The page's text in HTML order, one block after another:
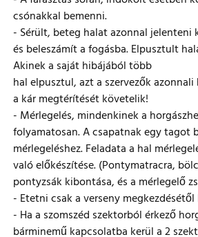
csónakkal bemenni.
- Sérült, beteg halat azonnal jelenteni
és beleszámít a fogásba. Elpusztult
Akinek a saját hibájából több
hal elpusztul, azt a szervezők
a kár megtérítését követelik!
- Mérlegelés, mindenkinek a
folyamatosan. A csapatnak egy tagot
mérlegeléshez. Feladata a hal
való előkészítése. (Pontymatracra,
pontyzsák kibontása, és a mérlegelő
- Etetni csak a verseny
- Ha a szomszéd szektorból érkező
bárminemű kapcsolatba kerül a 2